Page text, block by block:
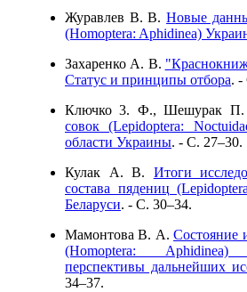
Журавлев В. В.Новые
(Homoptera: Aphidinea)
Захаренко А. В.
Статус и принципы отбора. -
Ключко 3. Ф., Шешурак
совок (Lepidoptera:
области Украины. - C. 27–30.
Кулак А. В. Итоги
состава пядениц
Беларуси. - C. 30–34.
Мамонтова В. А.Состояние
(Homoptera:
перспективы дальнейших
34–37.